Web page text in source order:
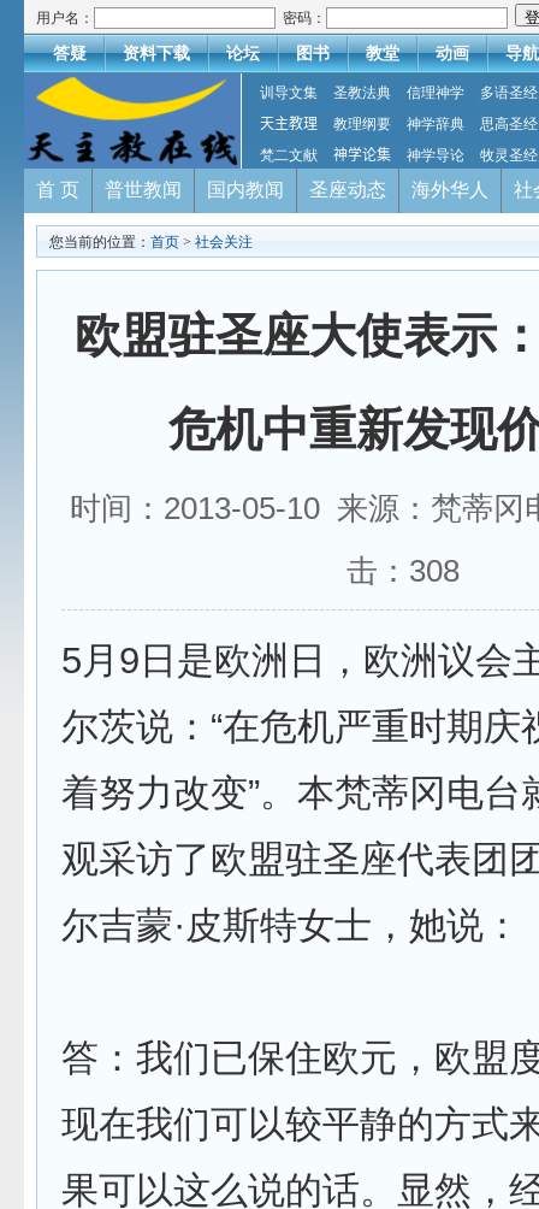
用户名： 密码：
答疑 资料下载 论坛 图书 教堂 动画 导航
训导文集 圣教法典 信理神学
多语圣经
天主教理
教理纲要 神学辞典
思高圣经
梵二文献
神学论集 神学导论 牧灵圣经
首 页 普世教闻 国内教闻 圣座动态 海外华人 社
您当前的位置： 首页 > 社会关注
欧盟驻圣座大使表示
危机中重新发现
时间：2013-05-10 来源：梵蒂
击： 308
5月9日是欧洲日，欧洲议会
尔茨说：“在危机严重时期庆
着努力改变”。本梵蒂冈电台
观采访了欧盟驻圣座代表团
尔吉蒙·皮斯特女士，她说：
答：我们已保住欧元，欧盟
现在我们可以较平静的方式
果可以这么说的话。显然，